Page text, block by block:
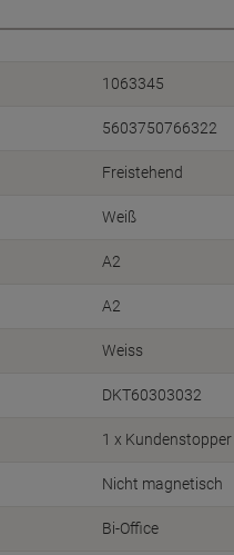
1063345
5603750766322
Freistehend
Weiß
A2
A2
Weiss
DKT60303032
1 x Kundenstopper
Nicht magnetisch
Bi-Office